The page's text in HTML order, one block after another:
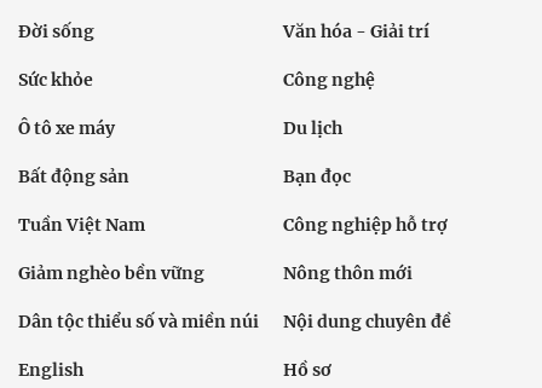
Đời sống Văn hóa - Giải trí
Sức khỏe Công nghệ
Ô tô xe máy Du lịch
Bất động sản Bạn đọc
Tuần Việt Nam Công nghiệp hỗ trợ
Giảm nghèo bền vững Nông thôn mới
Dân tộc thiểu số và miền núi Nội dung chuyên đề
English Hồ sơ